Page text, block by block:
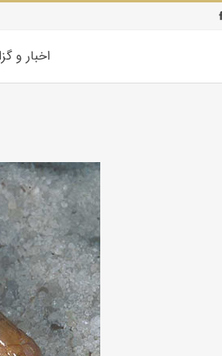
اخبار و